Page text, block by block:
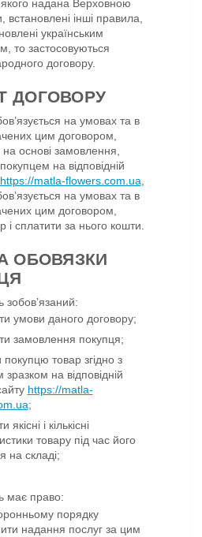
якого надана Верховною
інші правила,
українським
то застосовуються
договору.
ДОГОВОРУ
на умовах та в
цим договором,
основі замовлення,
на відповідній
https://matla-flowers.com.ua
на умовах та в
цим договором,
і сплатити за нього кошти.
ОБОВЯЗКИ
зобов’язаний:
умови даного договору;
замовлення покупця;
товар згідно з
на відповідній
https://matla-
;
якісні і кількісні
товару під час його
на складі;
має право:
порядку
надання послуг за цим